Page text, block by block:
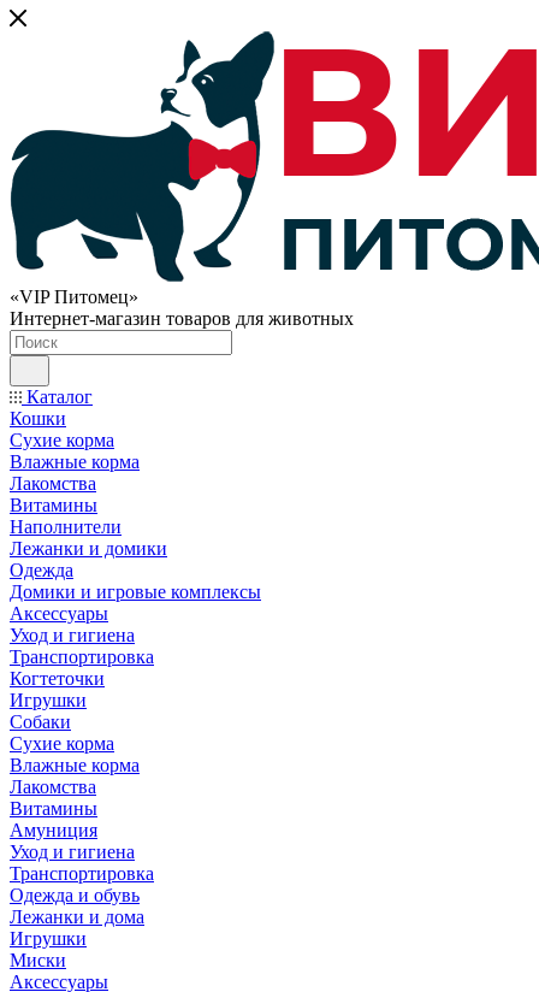
«VIP Питомец»
Интернет-магазин товаров для животных
Каталог
Кошки
Сухие корма
Влажные корма
Лакомства
Витамины
Наполнители
Лежанки и домики
Одежда
Домики и игровые комплексы
Аксессуары
Уход и гигиена
Транспортировка
Когтеточки
Игрушки
Собаки
Сухие корма
Влажные корма
Лакомства
Витамины
Амуниция
Уход и гигиена
Транспортировка
Одежда и обувь
Лежанки и дома
Игрушки
Миски
Аксессуары